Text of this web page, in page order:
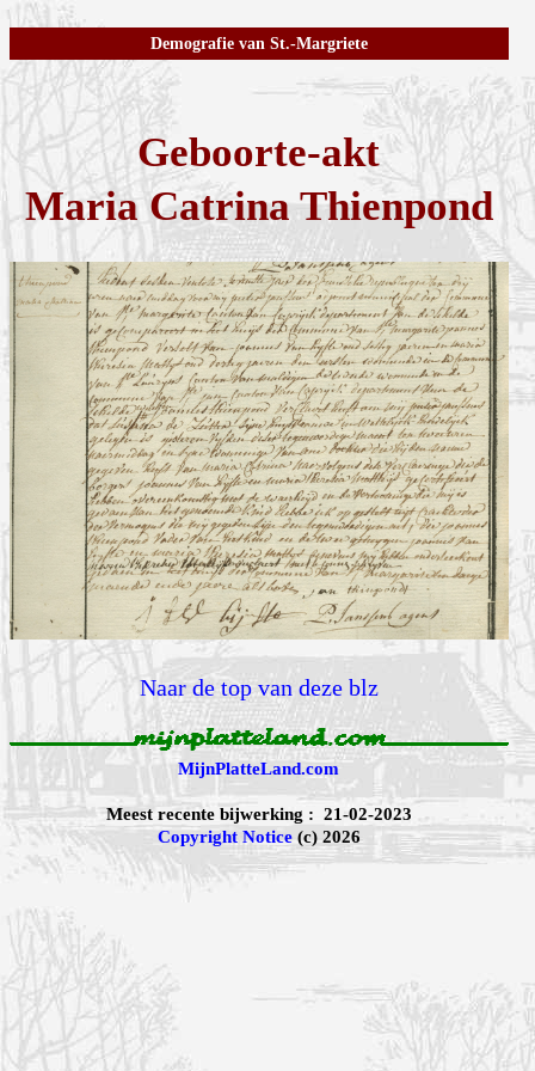
Demografie van St.-Margriete
Geboorte-akt
Maria Catrina Thienpond
Naar de top van deze blz
MijnPlatteLand.com
Meest recente bijwerking : 21-02-2023
Copyright Notice(c) 2026